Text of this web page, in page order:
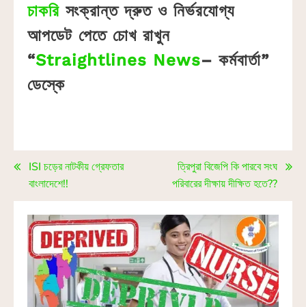
চাকরি সংক্রান্ত দ্রুত ও নির্ভরযোগ্য
আপডেট পেতে চোখ রাখুন
“Straightlines News– কর্মবার্তা”
ডেস্কে
ISI চড়ের নাটকীয় গ্রেফতার
বাংলাদেশে!!
ত্রিপুরা বিজেপি কি পারবে সংঘ
পরিবারের দীক্ষায় দীক্ষিত হতে??